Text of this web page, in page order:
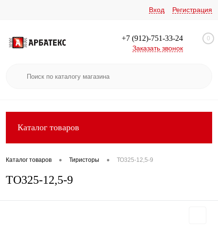
Вход Регистрация
+7 (912)-751-33-24
Заказать звонок
0
Каталог товаров
Каталог товаров • Тиристоры • ТО325-12,5-9
ТО325-12,5-9